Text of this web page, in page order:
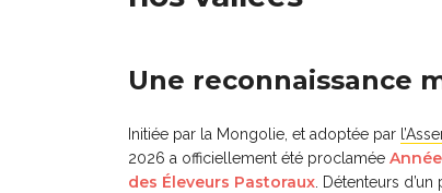
Une reconnaissance
Initiée par la Mongolie, et adoptée par
2026 a officiellement été proclamée
des Éleveurs Pastoraux . Détenteurs